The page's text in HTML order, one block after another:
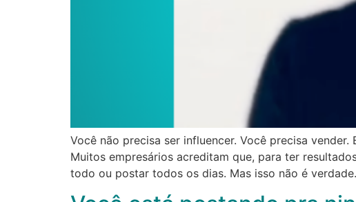
Você não precisa ser influencer. Você precisa
Muitos empresários acreditam que, para ter
todo ou postar todos os dias. Mas isso não é